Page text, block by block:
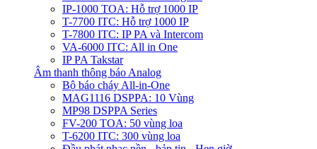
IP-1000 TOA: Hỗ trợ 1000 IP
T-7700 ITC: Hỗ trợ 1000 IP
T-7800 ITC: IP PA và Intercom
VA-6000 ITC: All in One
IP PA Takstar
Âm thanh thông báo Analog
Bộ báo cháy All-in-One
MAG1116 DSPPA: 10 Vùng
MP98 DSPPA Series
FV-200 TOA: 50 vùng loa
T-6200 ITC: 300 vùng loa